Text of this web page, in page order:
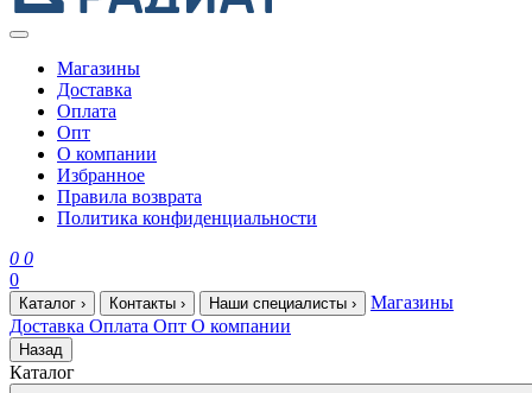
Магазины
Доставка
Оплата
Опт
О компании
Избранное
Правила возврата
Политика конфиденциальности
0 0
0
Каталог › Контакты › Наши специалисты ›
Магазины
Доставка Оплата Опт О компании
Назад
Каталог